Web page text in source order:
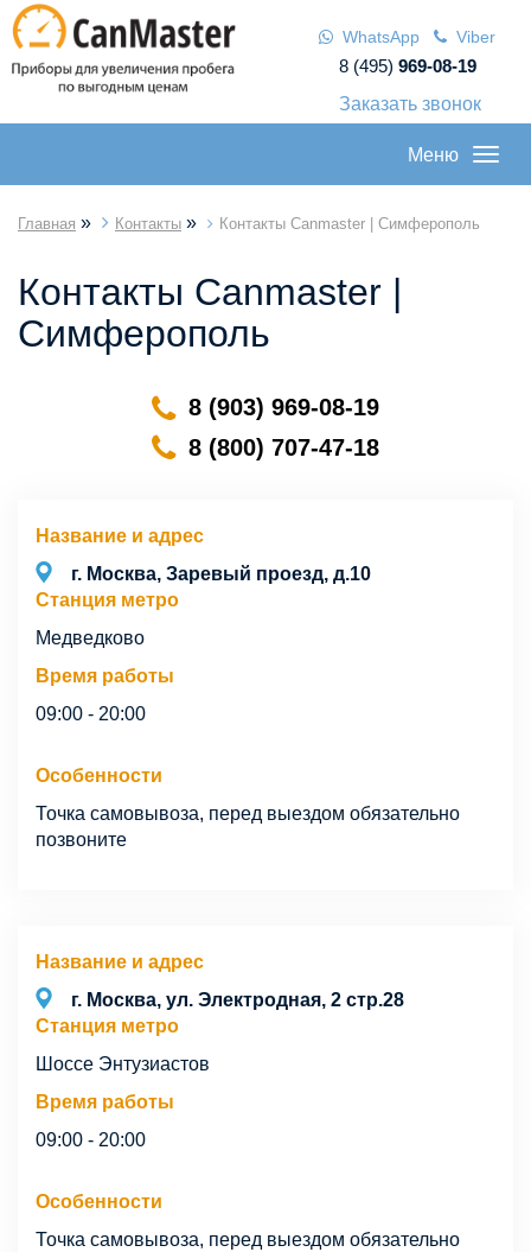
WhatsApp
Viber
8 (495) 969-08-19
Заказать звонок
Меню
Главная » Контакты » Контакты Canmaster | Симферополь
Контакты Canmaster |
Симферополь
8 (903) 969-08-19
8 (800) 707-47-18
Название и адрес
г. Москва, Заревый проезд, д.10
Станция метро
Медведково
Время работы
09:00 - 20:00
Особенности
Точка самовывоза, перед выездом обязательно
позвоните
Название и адрес
г. Москва, ул. Электродная, 2 стр.28
Станция метро
Шоссе Энтузиастов
Время работы
09:00 - 20:00
Особенности
Точка самовывоза, перед выездом обязательно